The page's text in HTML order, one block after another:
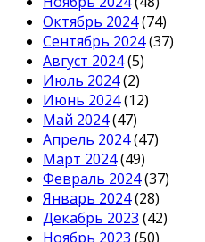
Октябрь 2024(74)
Сентябрь 2024(37)
Август 2024(5)
Июль 2024(2)
Июнь 2024(12)
Май 2024(47)
Апрель 2024(47)
Март 2024(49)
Февраль 2024(37)
Январь 2024(28)
Декабрь 2023 (42)
Ноябрь 2023 (50)